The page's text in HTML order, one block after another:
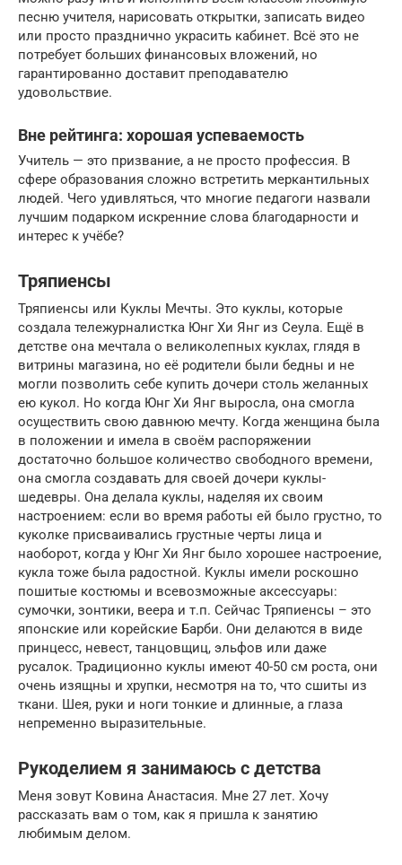
песню учителя, нарисовать открытки, записать видео
или просто празднично украсить кабинет. Всё это не
потребует больших финансовых вложений, но
гарантированно доставит преподавателю
удовольствие.
Вне рейтинга: хорошая успеваемость
Учитель — это призвание, а не просто профессия. В
сфере образования сложно встретить меркантильных
людей. Чего удивляться, что многие педагоги назвали
лучшим подарком искренние слова благодарности и
интерес к учёбе?
Тряпиенсы
Тряпиенсы или Куклы Мечты. Это куклы, которые
создала тележурналистка Юнг Хи Янг из Сеула. Ещё в
детстве она мечтала о великолепных куклах, глядя в
витрины магазина, но её родители были бедны и не
могли позволить себе купить дочери столь желанных
ею кукол. Но когда Юнг Хи Янг выросла, она смогла
осуществить свою давнюю мечту. Когда женщина была
в положении и имела в своём распоряжении
достаточно большое количество свободного времени,
она смогла создавать для своей дочери куклы-
шедевры. Она делала куклы, наделяя их своим
настроением: если во время работы ей было грустно, то
куколке присваивались грустные черты лица и
наоборот, когда у Юнг Хи Янг было хорошее настроение,
кукла тоже была радостной. Куклы имели роскошно
пошитые костюмы и всевозможные аксессуары:
сумочки, зонтики, веера и т.п. Сейчас Тряпиенсы – это
японские или корейские Барби. Они делаются в виде
принцесс, невест, танцовщиц, эльфов или даже
русалок. Традиционно куклы имеют 40-50 см роста, они
очень изящны и хрупки, несмотря на то, что сшиты из
ткани. Шея, руки и ноги тонкие и длинные, а глаза
непременно выразительные.
Рукоделием я занимаюсь с детства
Меня зовут Ковина Анастасия. Мне 27 лет. Хочу
рассказать вам о том, как я пришла к занятию
любимым делом.